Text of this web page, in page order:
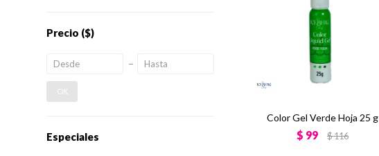
Color Gel Verde Hoja 25 g
$ 99 $116
Precio ($)
OK
Especiales